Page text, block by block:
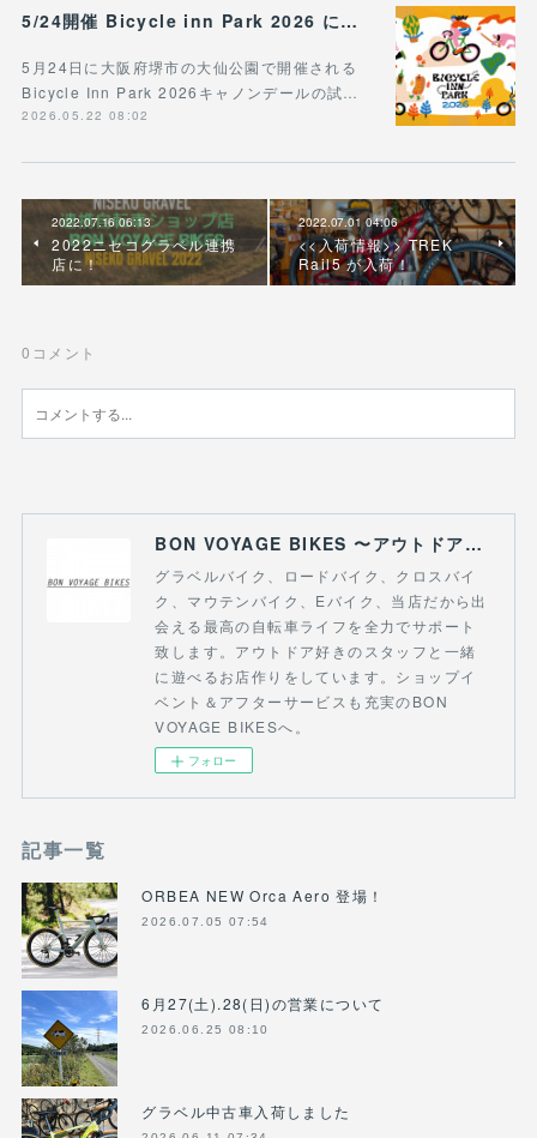
5/24開催 Bicycle inn Park 2026 に出展
5月24日に大阪府堺市の大仙公園で開催される
Bicycle Inn Park 2026キャノンデールの試…
2026.05.22 08:02
2022.07.16 06:13
2022ニセコグラベル連携
店に！
2022.07.01 04:06
<<入荷情報>> TREK
Rail5 が入荷！
0 コメント
BON VOYAGE BIKES 〜アウトドアライフにつながる自転車専門店〜
グラベルバイク、ロードバイク、クロスバイ
ク、マウテンバイク、Eバイク、当店だから出
会える最高の自転車ライフを全力でサポート
致します。アウトドア好きのスタッフと一緒
に遊べるお店作りをしています。ショップイ
ベント＆アフターサービスも充実のBON
VOYAGE BIKESへ。
フォロー
記事一覧
ORBEA NEW Orca Aero 登場！
2026.07.05 07:54
6月27(土).28(日)の営業について
2026.06.25 08:10
グラベル中古車入荷しました